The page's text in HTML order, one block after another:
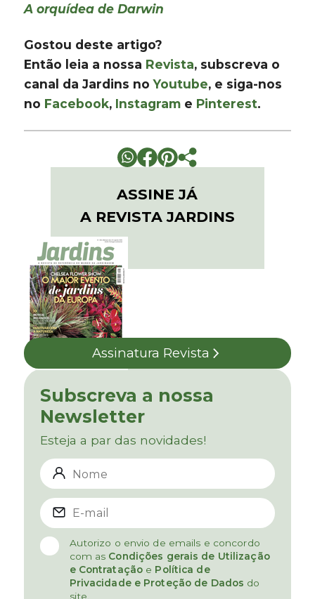
A orquídea de Darwin
Gostou deste artigo?
Então leia a nossa Revista, subscreva o
canal da Jardins noYoutube, e siga-nos
no Facebook, Instagram e Pinterest.
ASSINE JÁ
A REVISTA JARDINS
Assinatura Revista
Subscreva a nossa
Newsletter
Esteja a par das novidades!
Autorizo o envio de emails e concordo
com as Condições gerais de Utilização
e Contratação e Política de
Privacidade e Proteção de Dados do
site.